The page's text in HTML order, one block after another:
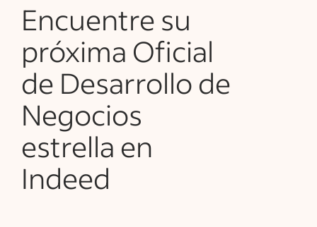
Encuentre su
próxima Oficial
de Desarrollo de
Negocios
estrella en
Indeed